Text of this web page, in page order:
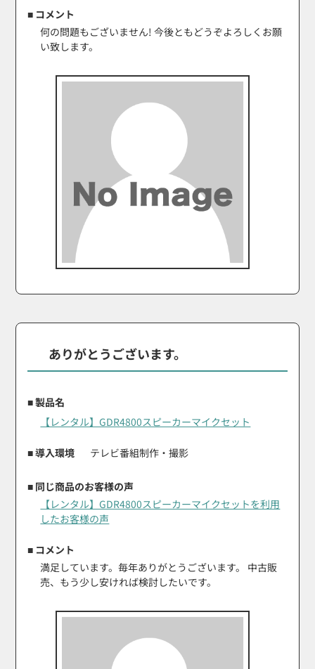
■ コメント
何の問題もございません! 今後ともどうぞよろしくお願
い致します。
ありがとうございます。
■ 製品名
【レンタル】GDR4800スピーカーマイクセット
■ 導入環境 テレビ番組制作・撮影
■ 同じ商品のお客様の声
【レンタル】GDR4800スピーカーマイクセットを利用
したお客様の声
■ コメント
満足しています。毎年ありがとうございます。 中古販
売、もう少し安ければ検討したいです。